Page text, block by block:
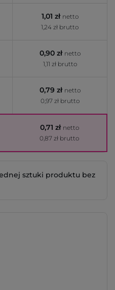
1,01 zł netto
1,24 zł brutto
0,90 zł netto
1,11 zł brutto
0,79 zł netto
0,97 zł brutto
0,71 zł netto
0,87 zł brutto
sztuki produktu bez